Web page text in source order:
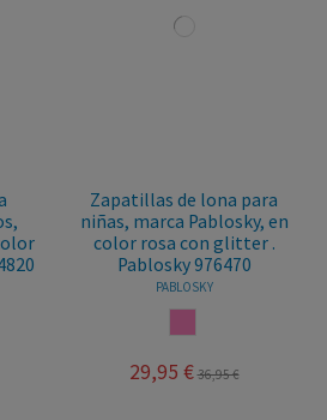
Zapatillas de lona para
niñas, marca Pablosky, en
color rosa con glitter .
Pablosky 976470
PABLOSKY
29,95 € 36,95 €